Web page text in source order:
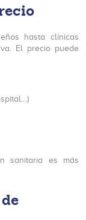
hasta clínicas
El precio puede
sanitaria es más